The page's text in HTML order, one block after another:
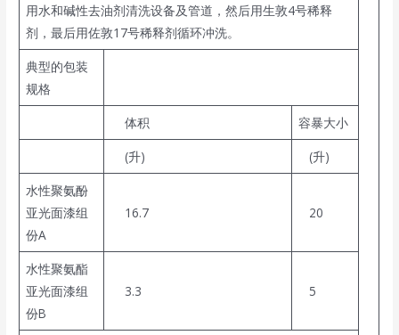
用水和碱性去油剂清洗设备及管道，然后用生敦4号稀释
剂，最后用佐敦17号稀释剂循环冲洗。
典型的包装
规格
体积
容暴大小
(升)
(升)
水性聚氨酚
亚光面漆组
份A
16.7 20
水性聚氨酯
亚光面漆组
份B
3.3 5